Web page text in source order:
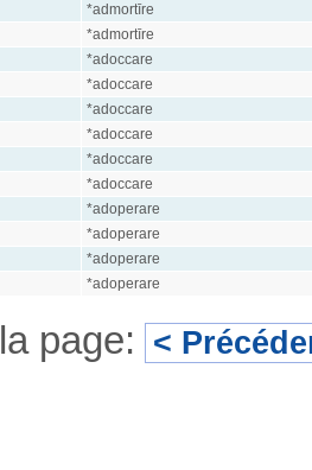
*admortīre
*admortīre
*adoccare
*adoccare
*adoccare
*adoccare
*adoccare
*adoccare
*adoperare
*adoperare
*adoperare
*adoperare
page: <